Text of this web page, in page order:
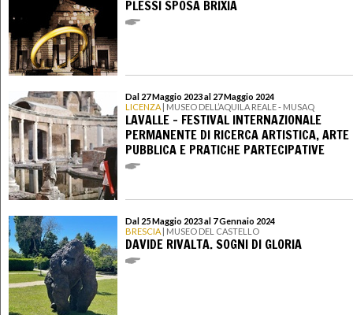
PLESSI SPOSA BRIXIA
Dal 27 Maggio 2023 al 27 Maggio 2024
LICENZA | MUSEO DELL’AQUILA REALE - MUSAQ
LAVALLE - FESTIVAL INTERNAZIONALE
PERMANENTE DI RICERCA ARTISTICA, ARTE
PUBBLICA E PRATICHE PARTECIPATIVE
Dal 25 Maggio 2023 al 7 Gennaio 2024
BRESCIA | MUSEO DEL CASTELLO
DAVIDE RIVALTA. SOGNI DI GLORIA